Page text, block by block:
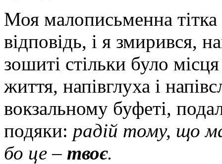
Моя малописьменна
відповідь, і я змирився,
зошиті стільки було
життя, напівглуха і
вокзальному буфеті,
подяки: радій тому, що
бо це – твоє.